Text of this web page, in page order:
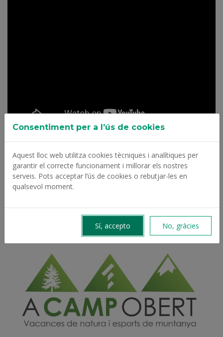
CONTACTE
Per a més informació o dubtes:
Consentiment per a l’ús de cookies
Aquest lloc web utilitza cookies tècniques i analítiques per
garantir el correcte funcionament i millorar els nostres
serveis. Pots acceptar l’ús de cookies o rebutjar-les en
qualsevol moment.
Sí, accepto No, gràcies